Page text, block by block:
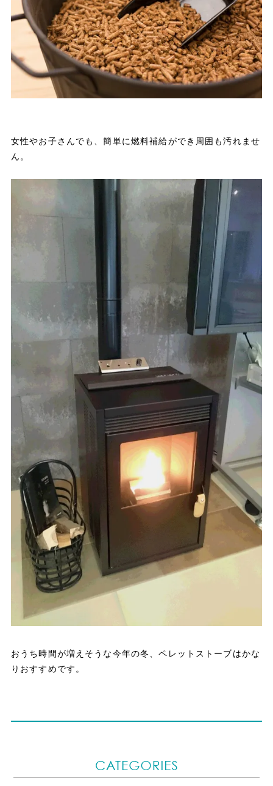
女性やお子さんでも、簡単に燃料補給ができ周囲も汚れませ
ん。
おうち時間が増えそうな今年の冬、ペレットストーブはかな
りおすすめです。